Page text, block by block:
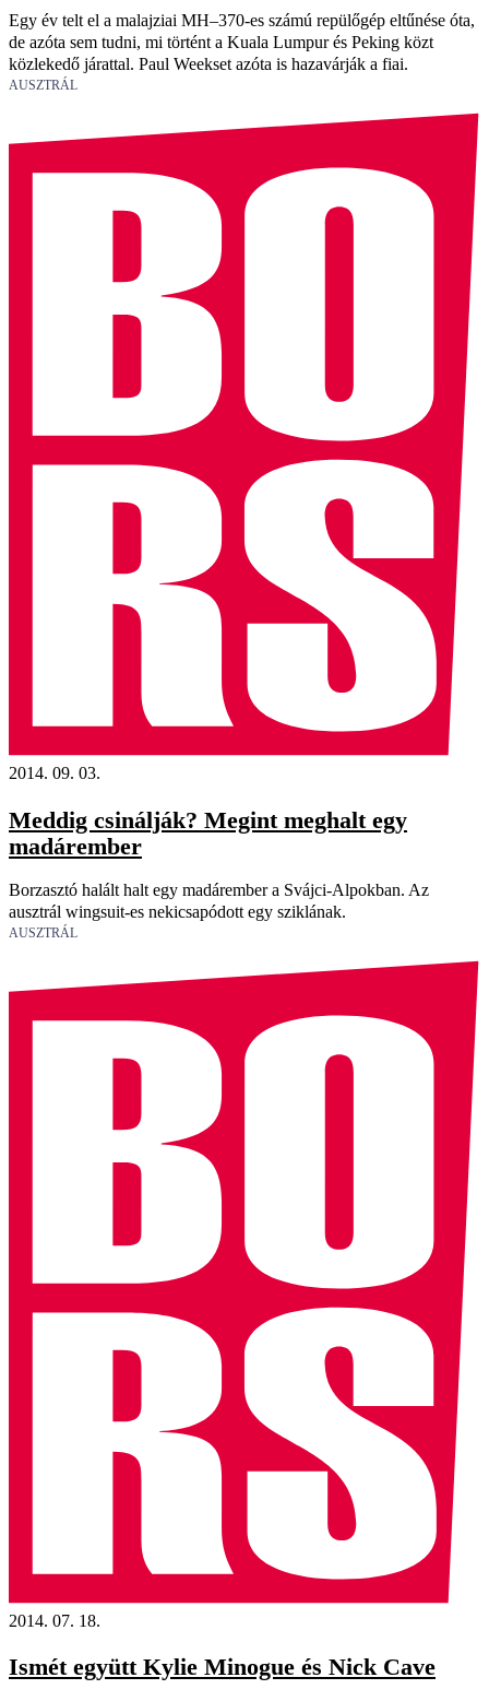
Egy év telt el a malajziai MH–370-es számú repülőgép eltűnése óta,
de azóta sem tudni, mi történt a Kuala Lumpur és Peking közt
közlekedő járattal. Paul Weekset azóta is hazavárják a fiai.
AUSZTRÁL
2014. 09. 03.
Meddig csinálják? Megint meghalt egy
madárember
Borzasztó halált halt egy madárember a Svájci-Alpokban. Az
ausztrál wingsuit-es nekicsapódott egy sziklának.
AUSZTRÁL
2014. 07. 18.
Ismét együtt Kylie Minogue és Nick Cave